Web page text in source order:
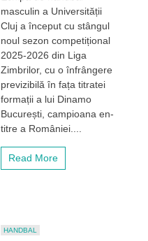
pentru
handbaliștii
lui
„U”
Cluj
pe
terenul
campioanei
Dinamo
masculin a Universității
Cluj a început cu stângul
noul sezon competițional
2025-2026 din Liga
Zimbrilor, cu o înfrângere
previzibilă în fața titratei
formații a lui Dinamo
București, campioana en-
titre a României....
Read More
HANDBAL